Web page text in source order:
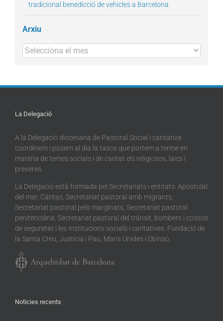
tradicional benedicció de vehicles a Barcelona
Arxiu
Arxius
La Delegació
A la Delegació diocesana de Pastoral Social i caritativa
coordinem i posem al dia la tasca que portem a terme en
matèria de temes socials i de caritat els religiosos, laics i
preveres.
La Delegació està formada pel Secretariats i entitats: Apostolat
del mar, Càritas, Secretariat pastoral amb migrants,
Secretariat pastoral pels marginats, Secretariat pastoral
penitenciària, Secretariat pastoral del trànsit, bombers i cossos
de seguretat i les Institucions socials i caritatives: Fundació de
la Santa Creu, Justícia i Pau, Mans Unides i Obinso.
Noticies recents